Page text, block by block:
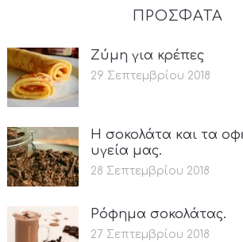
ΠΡΟΣΦΑΤΑ
Ζύμη για κρέπες
29 Σεπτεμβρίου 2018
Η σοκολάτα και τα
υγεία μας.
28 Σεπτεμβρίου 2018
Ρόφημα σοκολάτας.
27 Σεπτεμβρίου 2018